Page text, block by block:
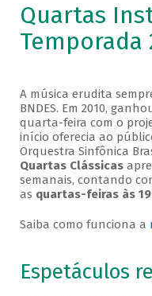
Quartas
Temporada
A música erudita
BNDES. Em 2010,
quarta-feira com o
início oferecia ao
Orquestra Sinfônica
Quartas Clássicas
semanais, contando
as quartas-feiras às
Saiba como funciona a
Espetáculos